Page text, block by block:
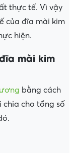
thực tế. Vì vậy
của đĩa mài kim
hiện.
mài kim
bằng cách
chia cho tổng số